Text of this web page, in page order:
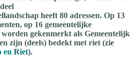
heeft 80 adressen. Op 13
op 16 gemeentelijke
gekenmerkt als Gemeentelijk
zijn (deels) bedekt met riet (zie
en Riet).